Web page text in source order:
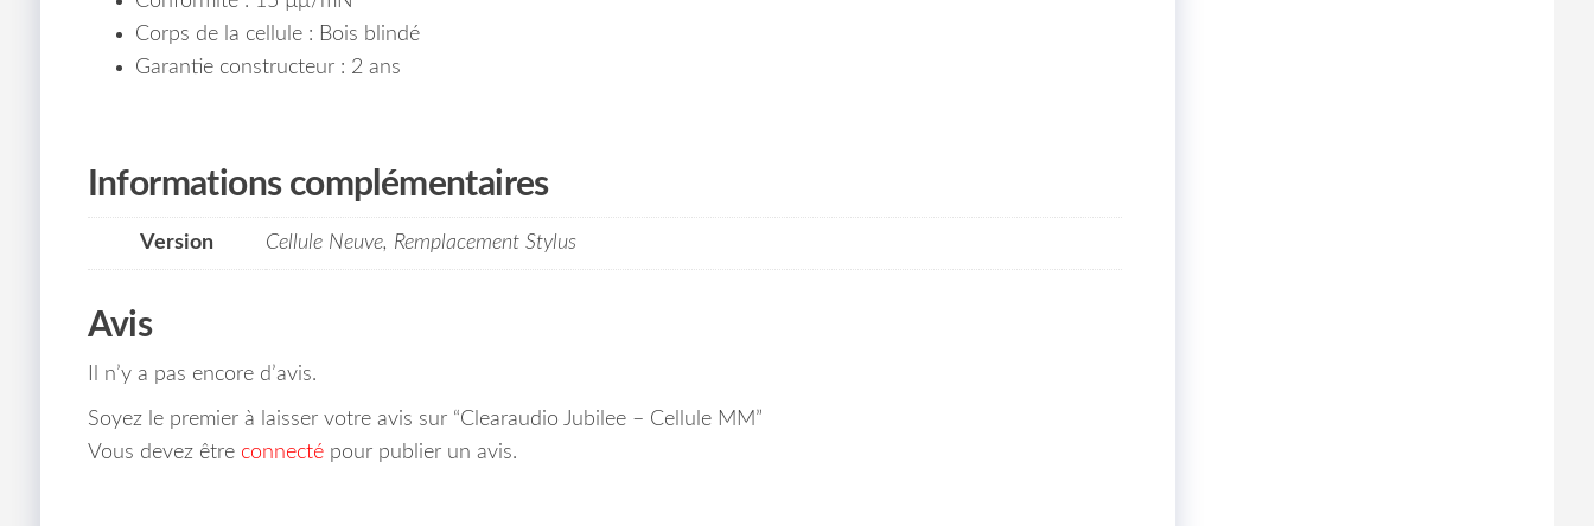
Corps de la cellule : Bois blindé
Garantie constructeur : 2 ans
Informations complémentaires
Version Cellule Neuve, Remplacement Stylus
Avis
Il n’y a pas encore d’avis.
Soyez le premier à laisser votre avis sur “Clearaudio Jubilee – Cellule MM”
Vous devez être connectépour publier un avis.